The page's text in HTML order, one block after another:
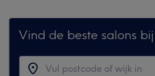
Vind de beste salons